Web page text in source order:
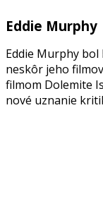
Eddie Murphy
Eddie Murphy
neskôr jeho
filmom Dolemite
nové uznanie